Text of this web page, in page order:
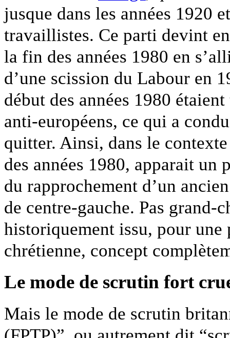
jusque dans les années 1920
travaillistes. Ce parti devint
la fin des années 1980 en
d’une scission du Labour en
début des années 1980
anti-européens, ce qui a
quitter. Ainsi, dans le
des années 1980, apparait
du rapprochement d’un
de centre-gauche. Pas
historiquement issu, pour
chrétienne, concept
Le mode de scrutin fort
Mais le mode de scrutin